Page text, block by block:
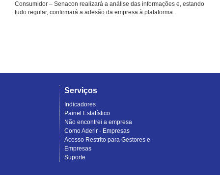
Consumidor – Senacon realizará a análise das informações e, estando
tudo regular, confirmará a adesão da empresa à plataforma.
Serviços
Indicadores
Painel Estatístico
Não encontrei a empresa
Como Aderir - Empresas
Acesso Restrito para Gestores e
Empresas
Suporte